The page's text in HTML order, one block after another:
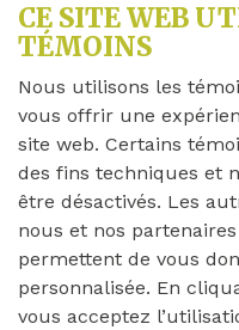
CE SITE WEB
TÉMOINS
Nous utilisons les
vous offrir une
site web. Certains
des fins techniques et
être désactivés. Les
nous et nos
permettent de vous
personnalisée. En
vous acceptez